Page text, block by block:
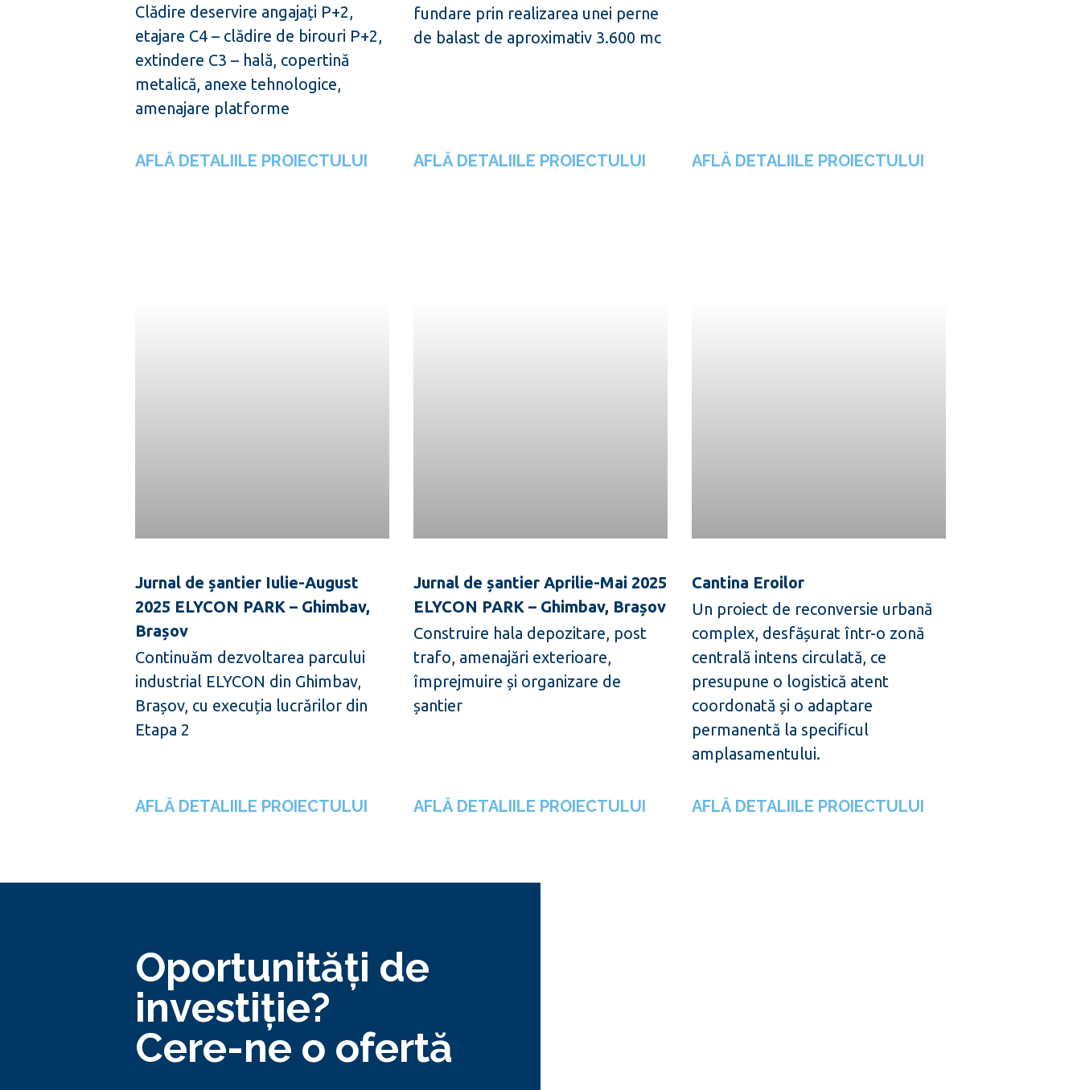
Clădire deservire angajați P+2,
etajare C4 – clădire de birouri P+2,
extindere C3 – hală, copertină
metalică, anexe tehnologice,
amenajare platforme
AFLĂ DETALIILE PROIECTULUI
fundare prin realizarea unei perne
de balast de aproximativ 3.600 mc
AFLĂ DETALIILE PROIECTULUI AFLĂ DETALIILE PROIECTULUI
Jurnal de șantier Iulie-August
2025 ELYCON PARK – Ghimbav,
Brașov
Continuăm dezvoltarea parcului
industrial ELYCON din Ghimbav,
Brașov, cu execuția lucrărilor din
Etapa 2
AFLĂ DETALIILE PROIECTULUI
Jurnal de șantier Aprilie-Mai 2025
ELYCON PARK – Ghimbav, Brașov
Construire hala depozitare, post
trafo, amenajări exterioare,
împrejmuire și organizare de
șantier
AFLĂ DETALIILE PROIECTULUI
Cantina Eroilor
Un proiect de reconversie urbană
complex, desfășurat într-o zonă
centrală intens circulată, ce
presupune o logistică atent
coordonată și o adaptare
permanentă la specificul
amplasamentului.
AFLĂ DETALIILE PROIECTULUI
Oportunități de
investiție?
Cere-ne o ofertă